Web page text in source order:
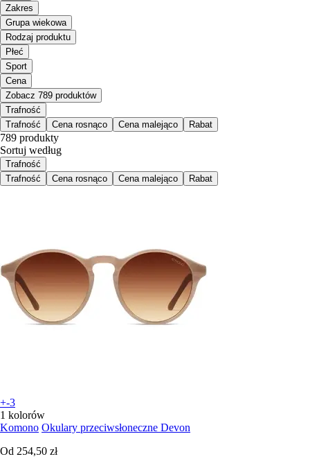
Zakres
Grupa wiekowa
Rodzaj produktu
Płeć
Sport
Cena
Zobacz 789 produktów
Trafność
Trafność
Cena rosnąco Cena malejąco Rabat
789 produkty
Sortuj według
Trafność
Trafność
Cena rosnąco Cena malejąco Rabat
+-3
1 kolorów
Komono Okulary przeciwsłoneczne Devon
Od 254,50 zł